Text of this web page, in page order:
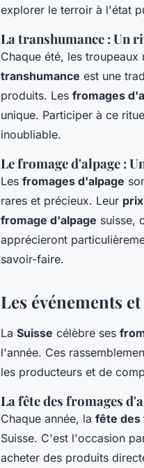
explorer le terroir à l'état
La transhumance : Un
Chaque été, les troupeaux
transhumance est une
produits. Les fromages
unique. Participer à ce
inoubliable.
Le fromage d'alpage :
Les fromages d'alpage
rares et précieux. Leur prix
fromage d'alpage suisse,
apprécieront
savoir-faire.
Les événements
La Suisse célèbre ses
l'année. Ces
les producteurs et de
La fête des fromages
Chaque année, la fête des
Suisse. C'est l'occasion
acheter des produits